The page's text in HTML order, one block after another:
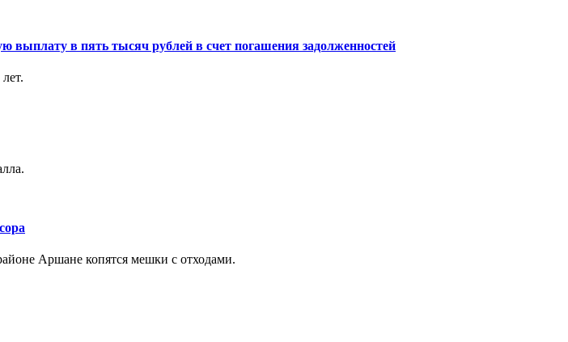
в пять тысяч рублей в счет погашения задолженностей
Аршане копятся мешки с отходами.